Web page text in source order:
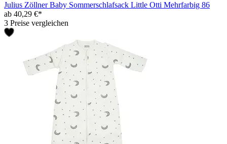
Julius Zöllner Baby Sommerschlafsack Little Otti Mehrfarbig 86
ab 40,29 €*
3 Preise vergleichen